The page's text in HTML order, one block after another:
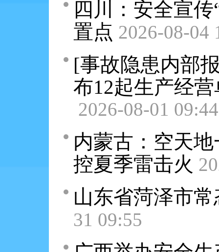
四川：安全宣
置点 2026-08-04
[事故隐患内部
布12起生产经
2026-08-01 09:44
内蒙古：空天
控夏季雷击火
山东省菏泽市
31 09:55